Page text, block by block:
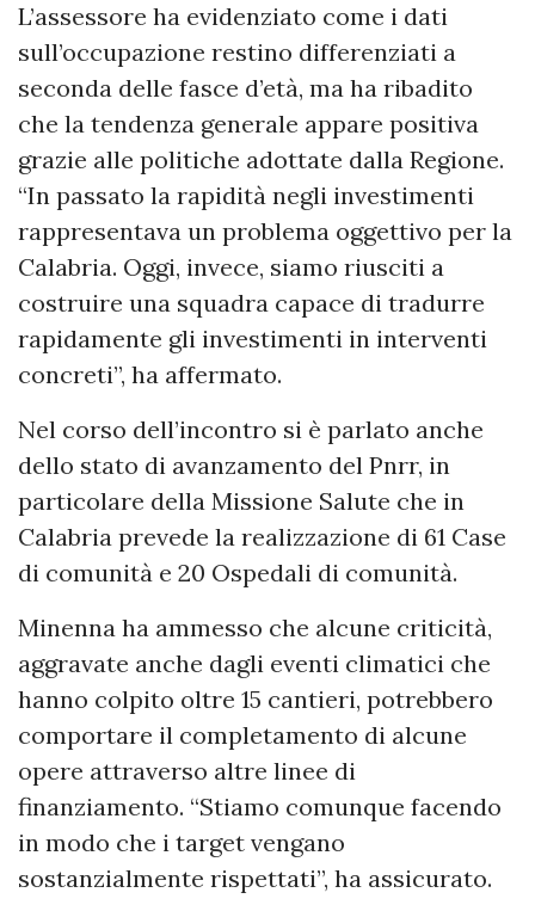
L’assessore ha evidenziato come i dati
sull’occupazione restino differenziati a
seconda delle fasce d’età, ma ha ribadito
che la tendenza generale appare positiva
grazie alle politiche adottate dalla Regione.
“In passato la rapidità negli investimenti
rappresentava un problema oggettivo per la
Calabria. Oggi, invece, siamo riusciti a
costruire una squadra capace di tradurre
rapidamente gli investimenti in interventi
concreti”, ha affermato.
Nel corso dell’incontro si è parlato anche
dello stato di avanzamento del Pnrr, in
particolare della Missione Salute che in
Calabria prevede la realizzazione di 61 Case
di comunità e 20 Ospedali di comunità.
Minenna ha ammesso che alcune criticità,
aggravate anche dagli eventi climatici che
hanno colpito oltre 15 cantieri, potrebbero
comportare il completamento di alcune
opere attraverso altre linee di
finanziamento. “Stiamo comunque facendo
in modo che i target vengano
sostanzialmente rispettati”, ha assicurato.